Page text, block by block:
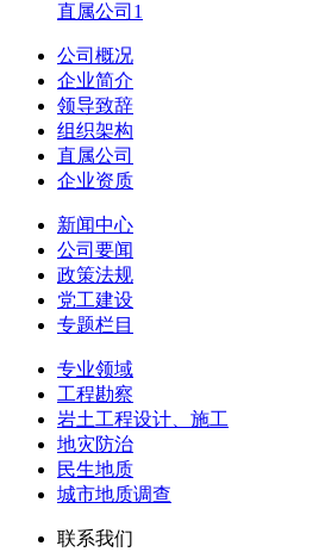
直属公司1
公司概况
企业简介
领导致辞
组织架构
直属公司
企业资质
新闻中心
公司要闻
政策法规
党工建设
专题栏目
专业领域
工程勘察
岩土工程设计、施工
地灾防治
民生地质
城市地质调查
联系我们